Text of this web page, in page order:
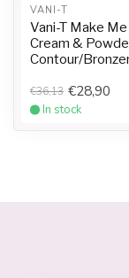
VANI-T
Vani-T Make
Cream &
Contour/
€36,13 €28,90
In stock